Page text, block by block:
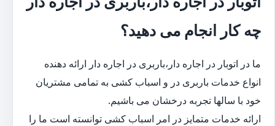
چه کار انجام می دهید؟
ما در اتوبار در اجاره دار،باربری در اجاره دار ارائه دهنده
انواع خدمات باربری در و اسباب کشی به تمامی مشتریان
خود با سالها تجربه درخشان می باشیم.
ارائه خدمات متمایز در امر اسباب کشی توانسته است ما را